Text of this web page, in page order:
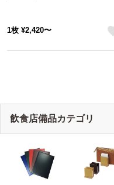
1枚 ¥2,420〜
飲食店備品カテゴリ